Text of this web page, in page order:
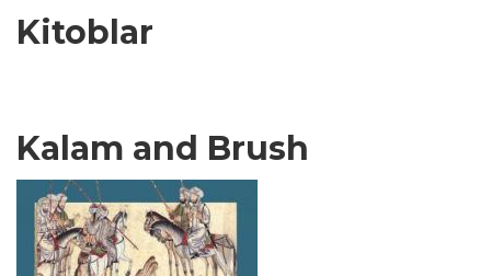
Kitoblar
Kalam and Brush